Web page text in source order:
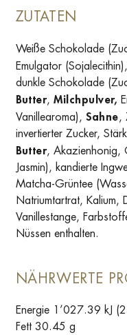
ZUTATEN
Weiße Schokolade
Emulgator
dunkle Schokolade
Butter,Milchpulver,
Vanillearoma), Sahne,
invertierter Zucker,
Butter, Akazienhonig,
Jasmin), kandierte
Matcha-Grüntee
Natriumtartrat, Kalium,
Vanillestange,
Nüssen enthalten.
NÄHRWERTE
Energie 1’027.39 kJ
Fett 30.45 g